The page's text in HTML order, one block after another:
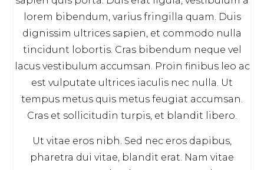
lorem bibendum, varius fringilla quam. Duis
dignissim ultrices sapien, et commodo nulla
tincidunt lobortis. Cras bibendum neque vel
lacus vestibulum accumsan. Proin finibus leo ac
est vulputate ultrices iaculis nec nulla. Ut
tempus metus quis metus feugiat accumsan.
Cras et sollicitudin turpis, et blandit libero.
Ut vitae eros nibh. Sed nec eros dapibus,
pharetra dui vitae, blandit erat. Nam vitae